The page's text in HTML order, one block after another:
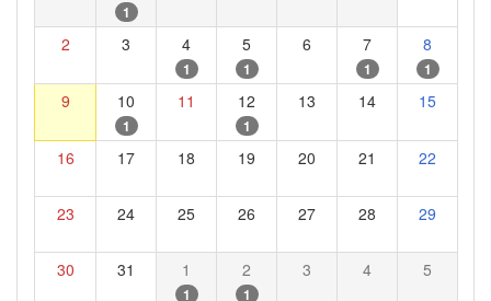
1
2 3 4
1
5
1
6 7
1
8
1
9 10
1
11 12
1
13 14 15
16 17 18 19 20 21 22
23 24 25 26 27 28 29
30 31 1
1
2
1
3 4 5